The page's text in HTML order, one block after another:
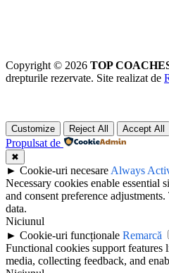
Copyright © 2026 TOP
drepturile rezervate. Site realizat de
Customize Reject All Accept All
Propulsat de
✖
► Cookie-uri necesare Always
Necessary cookies enable essential
and consent preference
data.
Niciunul
► Cookie-uri funcționale Remarcă
Functional cookies support features
media, collecting feedback, and